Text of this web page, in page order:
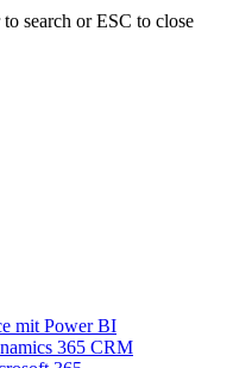
search or ESC to close
mit Power BI
365 CRM